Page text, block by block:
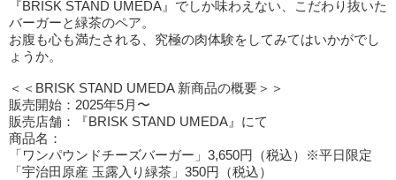
『BRISK STAND UMEDA』でしか味わえない、こだわり抜いた
バーガーと緑茶のペア。
お腹も心も満たされる、究極の肉体験をしてみてはいかがでし
ょうか。
＜＜BRISK STAND UMEDA 新商品の概要＞＞
販売開始：2025年5月〜
販売店舗：『BRISK STAND UMEDA』にて
商品名：
「ワンパウンドチーズバーガー」3,650円（税込）※平日限定
「宇治田原産 玉露入り緑茶」350円（税込）